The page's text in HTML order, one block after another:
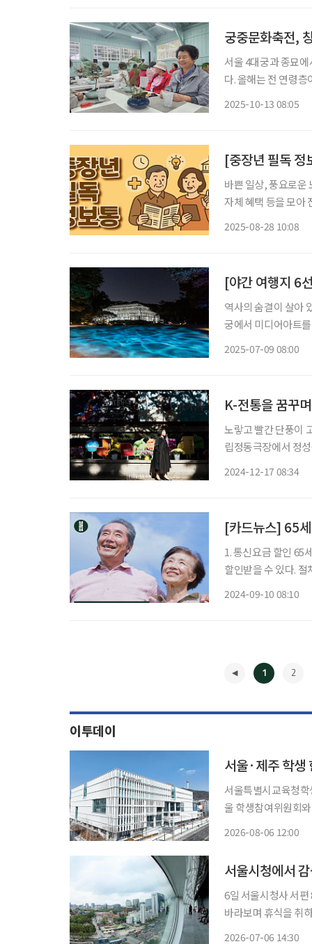
궁중문화축전,
서울 4대궁과 종묘에
다. 올해는 전 연령
2025-10-13 08:05
[중장년 필독 정
바쁜 일상, 풍요로운
자체 혜택 등을 모아 전달 드립니다. 서울시는 9월 한
2025-08-28 10:08
[야간 여행지 6
역사의 숨결이 살아
궁에서 미디어아트
2025-07-09 08:00
K-전통을 꿈꾸
노랗고 빨간 단풍이
립정동극장에서 정성숙
2024-12-17 08:34
[카드뉴스] 65
1. 통신요금 할인 65
할인받을 수 있다.
2024-09-10 08:10
1 2
이투데이
서울·제주 학생
서울특별시교육청
울 학생참여위원회
2026-08-06 12:00
서울시청에서
6일 서울시청사 서
바라보며 휴식을 취
2026-07-06 14:30